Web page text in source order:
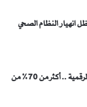
انهيار النظام الصحي
تقرير حديث: الحرب تعمّق العزلة الرقمية .. أكثر من 70% من